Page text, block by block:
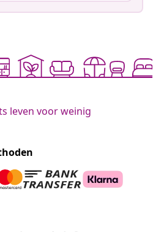
leven voor weinig